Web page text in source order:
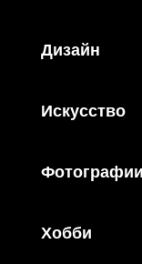
Дизайн
Искусство
Фотографии
Хобби